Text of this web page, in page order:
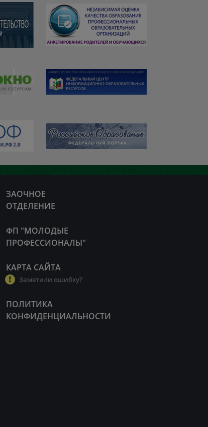
ЗАОЧНОЕ
ОТДЕЛЕНИЕ
ФП "МОЛОДЫЕ
ПРОФЕССИОНАЛЫ"
КАРТА САЙТА
Заметили ошибку?
ПОЛИТИКА
КОНФИДЕНЦИАЛЬНОСТИ